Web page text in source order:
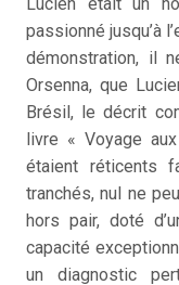
passionné jusqu’à
démonstration, il
Orsenna, que
Brésil, le décrit
livre « Voyage
étaient réticents
tranchés, nul ne
hors pair, doté
capacité
un diagnostic